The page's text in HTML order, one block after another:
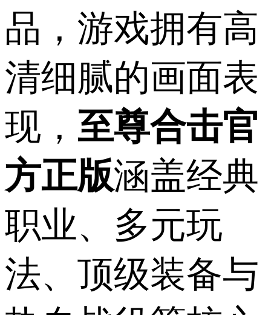
品，游戏拥有高
清细腻的画面表
现， 至尊合击官
方正版涵盖经典
职业、多元玩
法、顶级装备与